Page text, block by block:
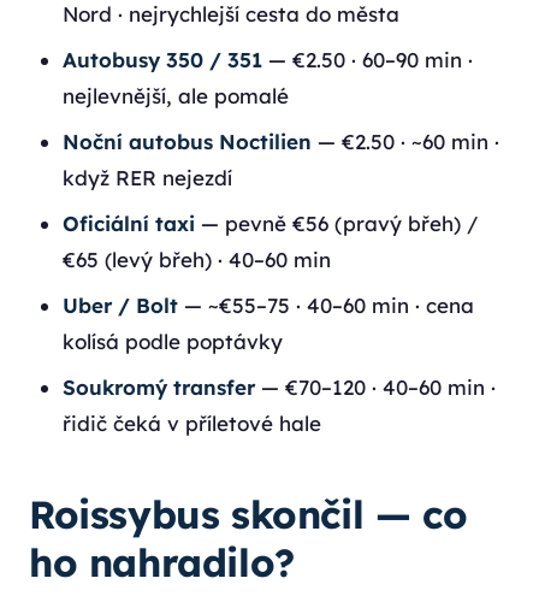
Nord · nejrychlejší cesta do města
Autobusy 350 / 351 — €2.50 · 60–90 min ·
nejlevnější, ale pomalé
Noční autobus Noctilien — €2.50 · ~60 min ·
když RER nejezdí
Oficiální taxi — pevně €56 (pravý břeh) /
€65 (levý břeh) · 40–60 min
Uber / Bolt — ~€55–75 · 40–60 min · cena
kolísá podle poptávky
Soukromý transfer— €70–120 · 40–60 min ·
řidič čeká v příletové hale
Roissybus skončil — co
ho nahradilo?